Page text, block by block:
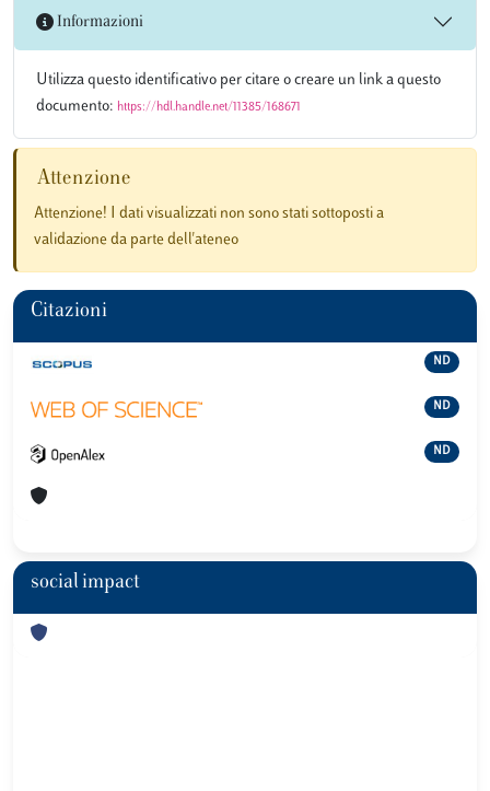
Informazioni
Utilizza questo identificativo per citare o creare un link a questo
documento: https://hdl.handle.net/11385/168671
Attenzione
Attenzione! I dati visualizzati non sono stati sottoposti a
validazione da parte dell'ateneo
Citazioni
ND
ND
ND
social impact